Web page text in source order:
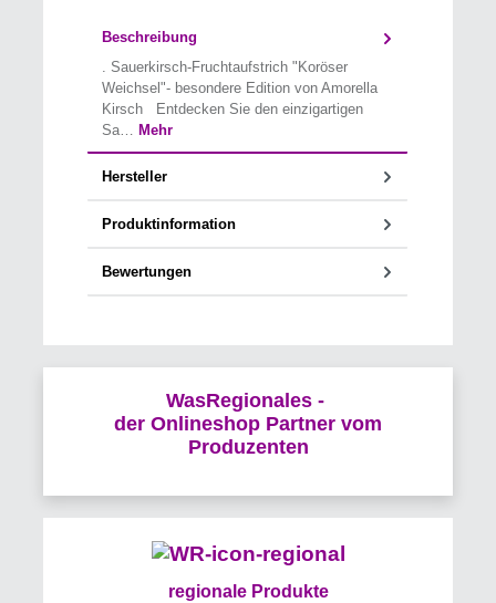
Beschreibung
. Sauerkirsch-Fruchtaufstrich "Koröser
Weichsel"- besondere Edition von Amorella
Kirsch Entdecken Sie den einzigartigen
Sa…
Mehr
Hersteller
Produktinformation
Bewertungen
WasRegionales -
der Onlineshop Partner vom
Produzenten
regionale Produkte